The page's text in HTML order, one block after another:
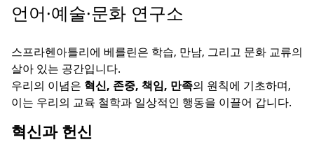
언어·예술·문화 연구소
스프라헨아틀리에 베를린은 학습, 만남, 그리고 문화 교류의
살아 있는 공간입니다.
우리의 이념은 혁신, 존중, 책임, 만족의 원칙에 기초하며,
이는 우리의 교육 철학과 일상적인 행동을 이끌어 갑니다.
혁신과 헌신